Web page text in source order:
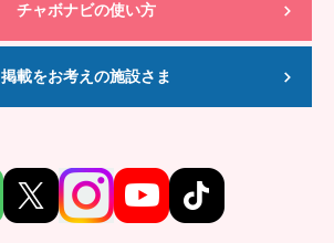
チャボナビの使い方
掲載をお考えの施設さま